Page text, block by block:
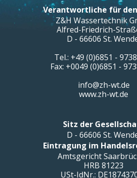
Verantwortliche für
Z&H Wassertechnik
Alfred-Friedrich-
D - 66606 St.
Tel.: +49 (0)6851 -
Fax: +0049 (0)6851 -
info@zh-wt.de
www.zh-wt.de
Sitz der
D - 66606 St.
Eintragung im
Amtsgericht
HRB 81223
USt-IdNr.: